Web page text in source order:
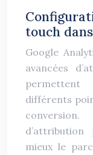
touch
Google
avancées
différents
mieux le